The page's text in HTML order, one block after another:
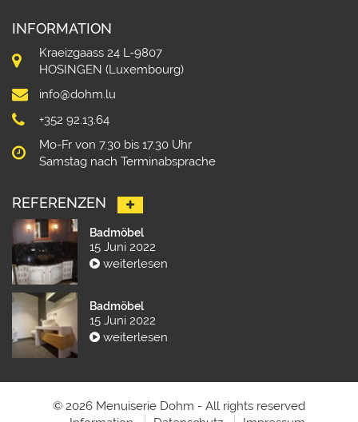
INFORMATION
Kraeizgaass 24 L-9807
HOSINGEN (Luxembourg)
info@dohm.lu
+352 92.13.64
Mo-Fr von 7.30 bis 17.30 Uhr
Samstag nach Terminabsprache
REFERENZEN
Badmöbel
15 Juni 2022
weiterlesen
Badmöbel
15 Juni 2022
weiterlesen
© 2026 Menuiserie Dohm - All rights reserved